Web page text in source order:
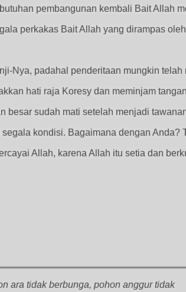
pembangunan kembali Bait Allah
perkakas Bait Allah yang dirampas
Nya, padahal penderitaan mungkin
hati raja Koresy dan meminjam
besar sudah mati setelah menjadi
kondisi. Bagaimana dengan Anda?
Allah, karena Allah itu setia dan
ara tidak berbunga, pohon anggur tidak